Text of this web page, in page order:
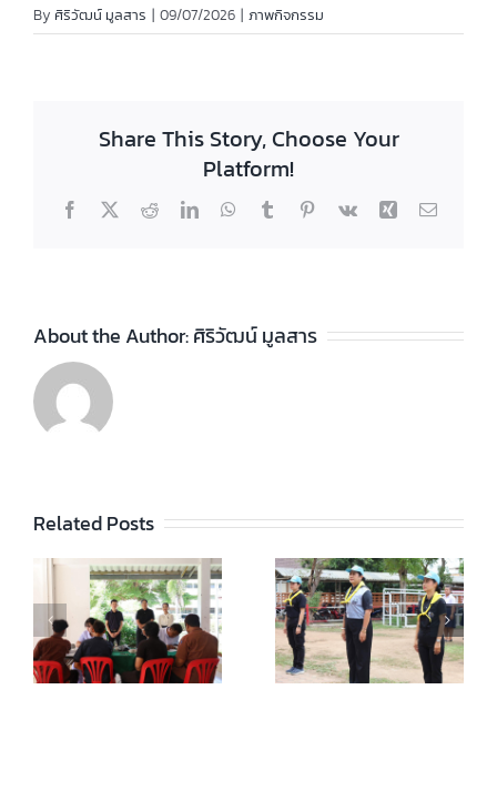
By ศิริวัฒน์ มูลสาร | 09/07/2026 | ภาพกิจกรรม
Share This Story, Choose Your
Platform!
Facebook
X RedditLinkedInWhatsApp
TumblrPinterest
Vk Xing Email
About the Author:ศิริวัฒน์ มูลสาร
Related Postsโครงการ “จิต
อาสาพัฒนา ปัน
เวลา พาทำความ
ดี” วันพุธที่ 22
กรกฎาคม 2569
ณ ลานกิจกรรม
พระบาทสมเด็จ
พระปรเมนทร
รามาธิบดีศรีสิน
ทรมหาวชิราลง
กรณ พระวชิร
เกล้าเจ้าอยู่หัว